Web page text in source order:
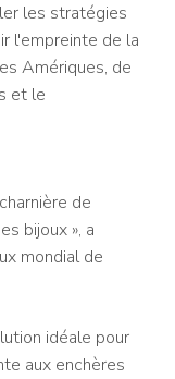
les stratégies
l'empreinte de la
Amériques, de
et le
de
bijoux », a
mondial de
idéale pour
aux enchères